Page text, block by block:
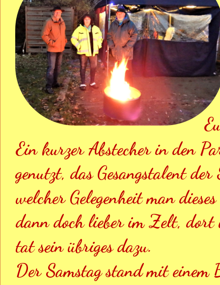
Ein kurzer Abstecher in den
genutzt, das Gesangstalent
welcher Gelegenheit man
dann doch lieber im Zelt, dort
tat sein übriges dazu.
Der Samstag stand mit einem